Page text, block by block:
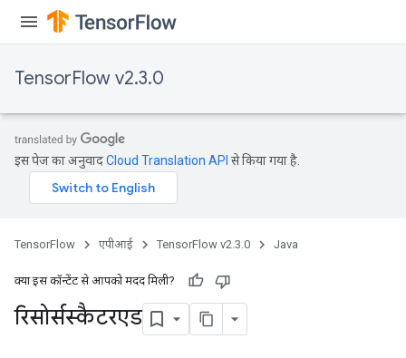
TensorFlow v2.3.0
इस पेज का अनुवादCloud Translation API से किया गया है.
TensorFlow एपीआई TensorFlow v2.3.0 Java
क्या इस कॉन्टेंट से आपको मदद मिली?
रिसोर्सस्कैटरएड